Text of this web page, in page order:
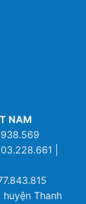
NAM
|
Thanh